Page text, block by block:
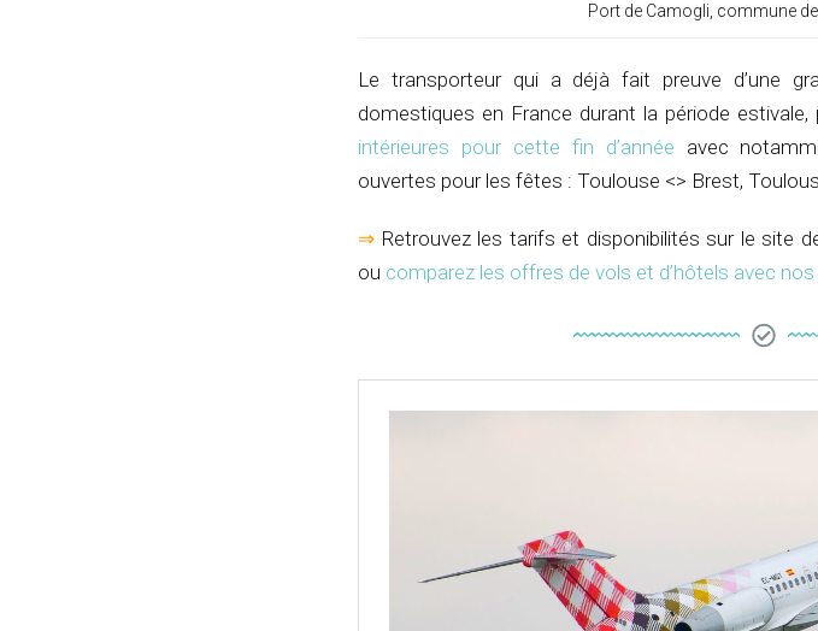
Port de Camogli, commune de
Le transporteur qui a déjà fait preuve d’une
domestiques en France durant la période estivale,
intérieures pour cette fin d’année avec
ouvertes pour les fêtes : Toulouse <> Brest,
⇒ Retrouvez les tarifs et disponibilités sur le site
ou comparez les offres de vols et d’hôtels avec